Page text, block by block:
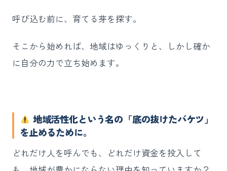
呼び込む前に、育てる芽を探す。
そこから始めれば、地域はゆっくりと、しかし確か
に自分の力で立ち始めます。
地域活性化という名の「底の抜けたバケツ」
を止めるために。
どれだけ人を呼んでも、どれだけ資金を投入して